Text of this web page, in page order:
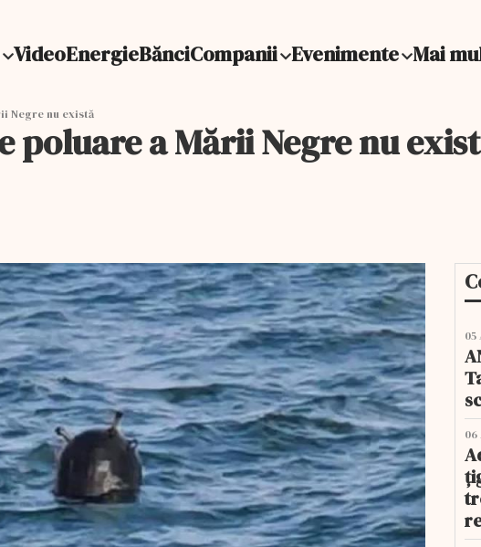
VideoEnergieBănciCompanii Evenimente Mai
Negre nu există
poluare a Mării Negre nu
05
06